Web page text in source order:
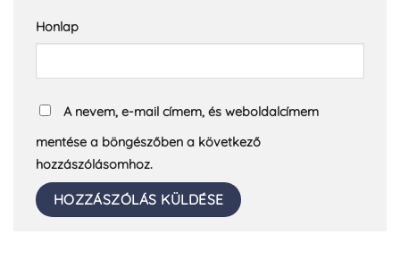
Honlap
A nevem, e-mail címem, és weboldalcímem
mentése a böngészőben a következő
hozzászólásomhoz.